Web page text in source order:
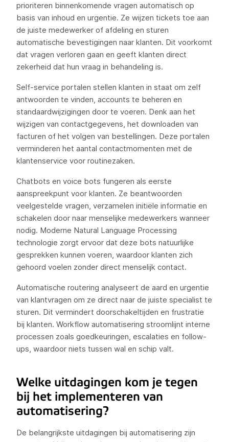
prioriteren binnenkomende vragen automatisch op
basis van inhoud en urgentie. Ze wijzen tickets toe aan
de juiste medewerker of afdeling en sturen
automatische bevestigingen naar klanten. Dit voorkomt
dat vragen verloren gaan en geeft klanten direct
zekerheid dat hun vraag in behandeling is.
Self-service portalen stellen klanten in staat om zelf
antwoorden te vinden, accounts te beheren en
standaardwijzigingen door te voeren. Denk aan het
wijzigen van contactgegevens, het downloaden van
facturen of het volgen van bestellingen. Deze portalen
verminderen het aantal contactmomenten met de
klantenservice voor routinezaken.
Chatbots en voice bots fungeren als eerste
aanspreekpunt voor klanten. Ze beantwoorden
veelgestelde vragen, verzamelen initiële informatie en
schakelen door naar menselijke medewerkers wanneer
nodig. Moderne Natural Language Processing
technologie zorgt ervoor dat deze bots natuurlijke
gesprekken kunnen voeren, waardoor klanten zich
gehoord voelen zonder direct menselijk contact.
Automatische routering analyseert de aard en urgentie
van klantvragen om ze direct naar de juiste specialist te
sturen. Dit vermindert doorschakeltijden en frustratie
bij klanten. Workflow automatisering stroomlijnt interne
processen zoals goedkeuringen, escalaties en follow-
ups, waardoor niets tussen wal en schip valt.
Welke uitdagingen kom je tegen
bij het implementeren van
automatisering?
De belangrijkste uitdagingen bij automatisering zijn